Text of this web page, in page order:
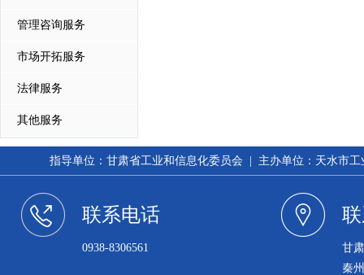
管理咨询服务
市场开拓服务
法律服务
其他服务
指导单位：甘肃省工业和信息化委员会 | 主办单位：天水市
联系电话
0938-8306561
甘
秦